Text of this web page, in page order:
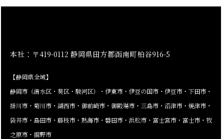
本社：〒419-0112 静岡県田方郡函南町柏谷916-5
【静岡県全域】
静岡市（清水区・葵区・駿河区）・伊東市・伊豆の国市・伊豆市・下田市・
掛川市・菊川市・湖西市・御前崎市・御殿場市・三島市・沼津市・焼津市・
袋井市・島田市・藤枝市・熱海市・磐田市・浜松市・富士宮市・富士市・牧
之原市・据野市